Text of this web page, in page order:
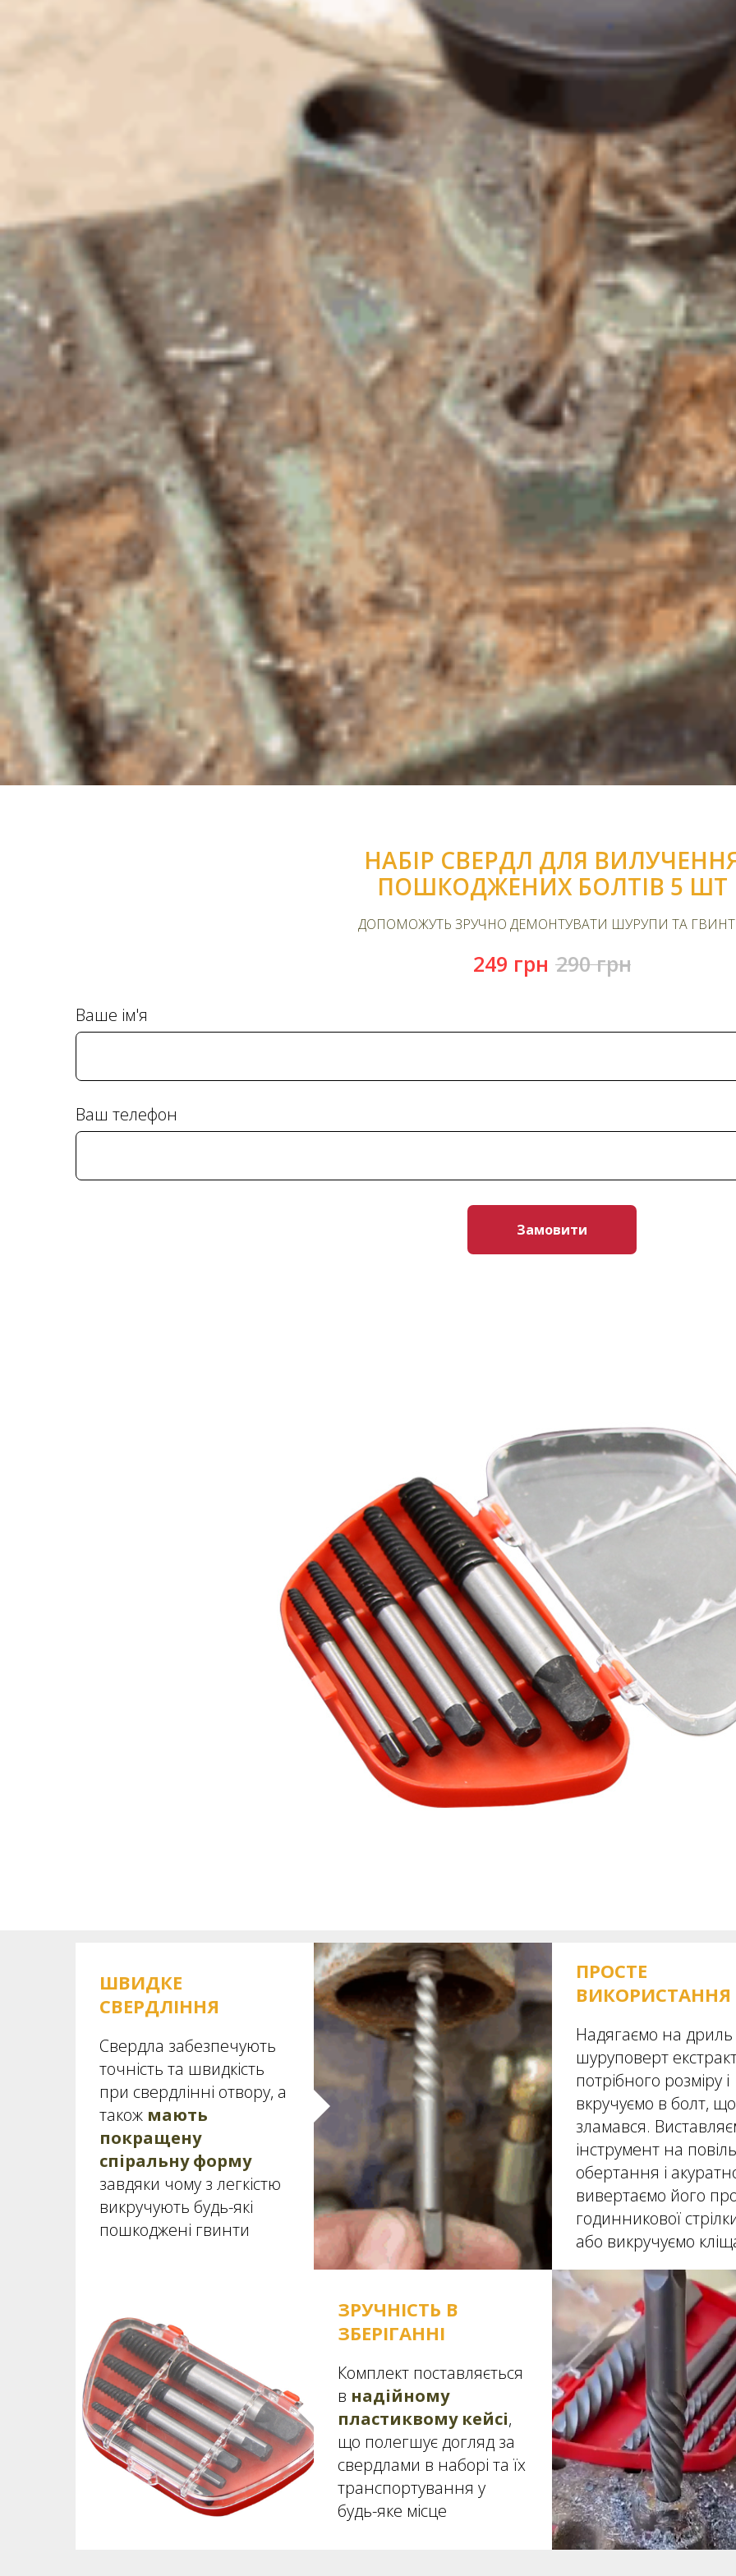
НАБІР СВЕРДЛ ДЛЯ
ПОШКОДЖЕНИХ БОЛТІВ 5 ШТ
ДОПОМОЖУТЬ ЗРУЧНО ДЕМОНТУВАТИ ШУРУПИ ТА
249 грн 290 грн
Ваше ім'я
Ваш телефон
Замовити
ШВИДКЕ
СВЕРДЛІННЯ
Свердла забезпечують
точність та швидкість
при свердлінні отвору, а
також мають
покращену
спіральну форму
завдяки чому з легкістю
викручують будь-які
пошкоджені гвинти
ПРОСТЕ
ВИКОРИСТАННЯ
Надягаємо на
шуруповерт
потрібного розміру і
вкручуємо в болт, що
зламався.
інструмент на
обертання і
вивертаємо його
годинникової
або викручуємо
ЗРУЧНIСТЬ В
ЗБЕРІГАННІ
Комплект поставляється
в надійному
пластиквому кейсі,
що полегшує догляд за
свердлами в наборі та їх
транспортування у
будь-яке місце